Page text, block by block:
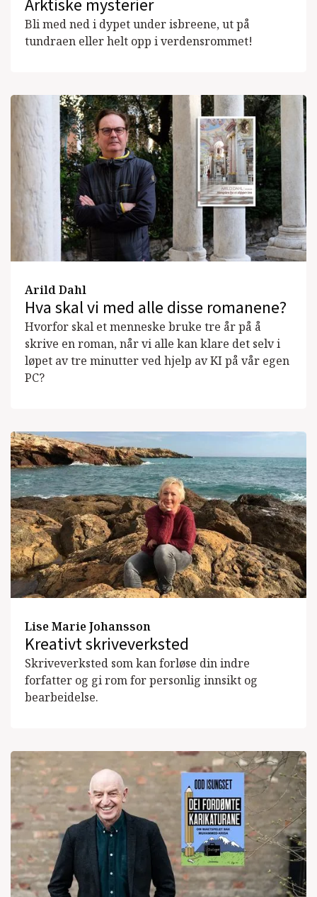
Arktiske mysterier
Bli med ned i dypet under isbreene, ut på
tundraen eller helt opp i verdensrommet!
Arild Dahl
Hva skal vi med alle disse romanene?
Hvorfor skal et menneske bruke tre år på å
skrive en roman, når vi alle kan klare det selv i
løpet av tre minutter ved hjelp av KI på vår egen
PC?
Lise Marie Johansson
Kreativt skriveverksted
Skriveverksted som kan forløse din indre
forfatter og gi rom for personlig innsikt og
bearbeidelse.